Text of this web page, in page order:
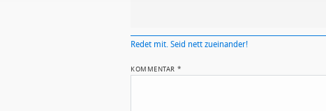
Redet mit. Seid nett zueinander!
KOMMENTAR *